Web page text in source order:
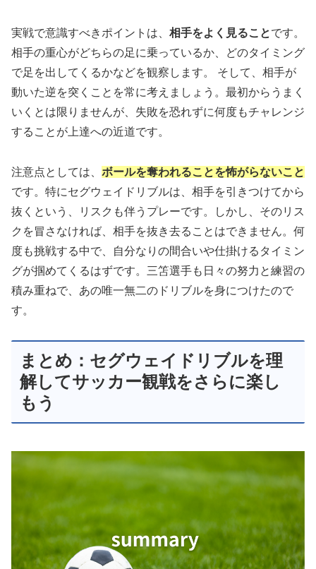
実戦で意識すべきポイントは、 相手をよく見ることです。
相手の重心がどちらの足に乗っているか、どのタイミング
で足を出してくるかなどを観察します。 そして、相手が
動いた逆を突くことを常に考えましょう。最初からうまく
いくとは限りませんが、失敗を恐れずに何度もチャレンジ
することが上達への近道です。
注意点としては、 ボールを奪われることを怖がらないこと
です。特にセグウェイドリブルは、相手を引きつけてから
抜くという、リスクも伴うプレーです。しかし、そのリス
クを冒さなければ、相手を抜き去ることはできません。何
度も挑戦する中で、自分なりの間合いや仕掛けるタイミン
グが掴めてくるはずです。三笘選手も日々の努力と練習の
積み重ねで、あの唯一無二のドリブルを身につけたので
す。
まとめ：セグウェイドリブルを理
解してサッカー観戦をさらに楽し
もう